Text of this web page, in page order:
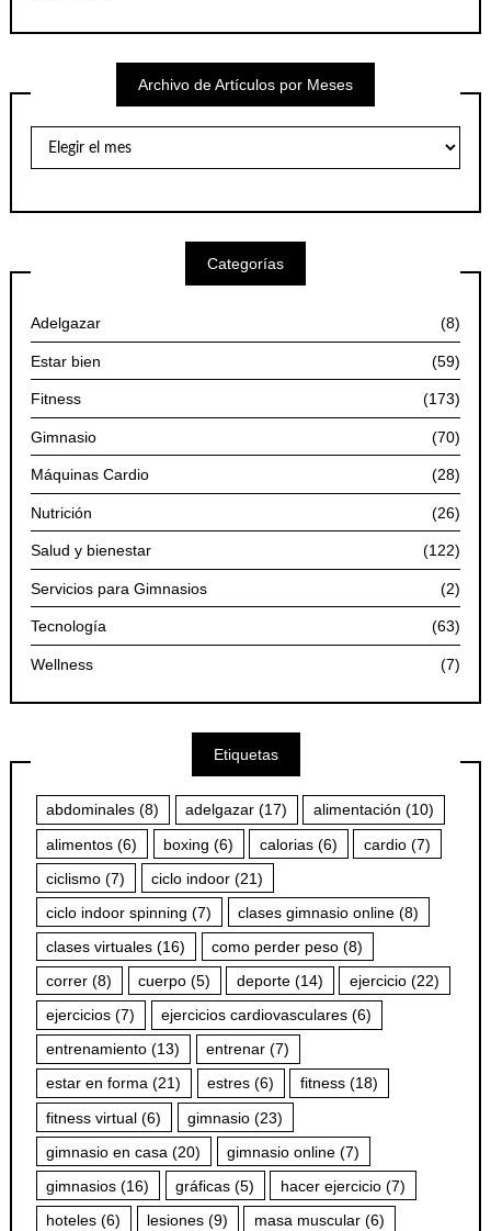
Archivo de Artículos por Meses
Archivo
Artículos
Categorías
Adelgazar (8)
Estar bien (59)
Fitness (173)
Gimnasio (70)
Máquinas Cardio (28)
Nutrición (26)
Salud y bienestar (122)
Servicios para Gimnasios (2)
Tecnología (63)
Wellness (7)
Etiquetas
abdominales (8) adelgazar (17) alimentación (10)
alimentos (6) boxing (6) calorias (6) cardio (7)
ciclismo (7) ciclo indoor (21)
ciclo indoor spinning (7) clases gimnasio online (8)
clases virtuales (16) como perder peso (8)
correr (8) cuerpo (5) deporte (14) ejercicio (22)
ejercicios (7) ejercicios cardiovasculares (6)
entrenamiento (13) entrenar (7)
estar en forma (21) estres (6) fitness (18)
fitness virtual (6) gimnasio (23)
gimnasio en casa (20) gimnasio online (7)
gimnasios (16) gráficas (5) hacer ejercicio (7)
hoteles (6) lesiones (9) masa muscular (6)